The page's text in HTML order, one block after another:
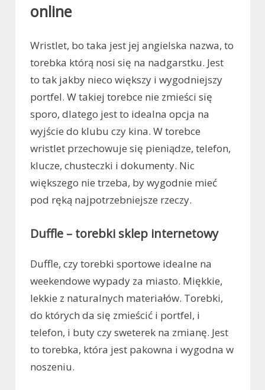
online
Wristlet, bo taka jest jej angielska nazwa, to
torebka którą nosi się na nadgarstku. Jest
to tak jakby nieco większy i wygodniejszy
portfel. W takiej torebce nie zmieści się
sporo, dlatego jest to idealna opcja na
wyjście do klubu czy kina. W torebce
wristlet przechowuje się pieniądze, telefon,
klucze, chusteczki i dokumenty. Nic
większego nie trzeba, by wygodnie mieć
pod ręką najpotrzebniejsze rzeczy.
Duffle – torebki sklep internetowy
Duffle, czy torebki sportowe idealne na
weekendowe wypady za miasto. Miękkie,
lekkie z naturalnych materiałów. Torebki,
do których da się zmieścić i portfel, i
telefon, i buty czy sweterek na zmianę. Jest
to torebka, która jest pakowna i wygodna w
noszeniu.